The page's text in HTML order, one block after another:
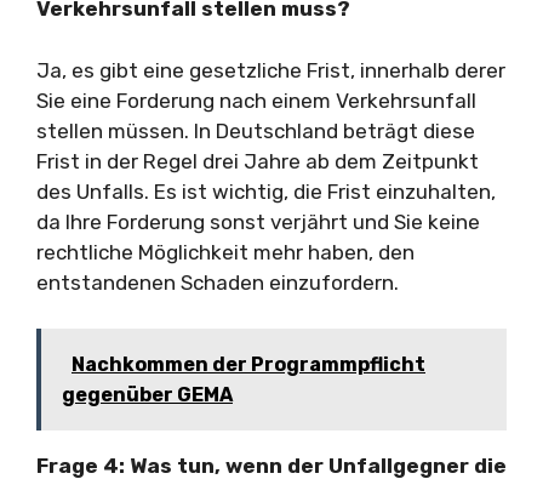
Verkehrsunfall stellen muss?
Ja, es gibt eine gesetzliche Frist, innerhalb derer
Sie eine Forderung nach einem Verkehrsunfall
stellen müssen. In Deutschland beträgt diese
Frist in der Regel drei Jahre ab dem Zeitpunkt
des Unfalls. Es ist wichtig, die Frist einzuhalten,
da Ihre Forderung sonst verjährt und Sie keine
rechtliche Möglichkeit mehr haben, den
entstandenen Schaden einzufordern.
Nachkommen der Programmpflicht
gegenüber GEMA
Frage 4: Was tun, wenn der Unfallgegner die